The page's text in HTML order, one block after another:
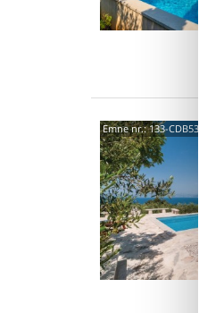
Emne nr.:133-CDB534